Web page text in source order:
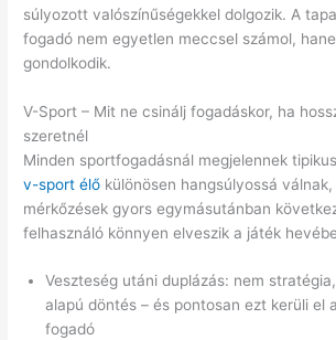
súlyozott valószínűségekkel dolgozik. A
fogadó nem egyetlen meccsel számol,
gondolkodik.
V-Sport – Mit ne csinálj fogadáskor, ha
szeretnél
Minden sportfogadásnál megjelennek
v-sport élő különösen hangsúlyossá
mérkőzések gyors egymásutánban
felhasználó könnyen elveszik a játék
Veszteség utáni duplázás: nem
alapú döntés – és pontosan ezt kerüli el
fogadó